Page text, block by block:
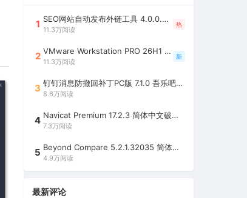
1 SEO网站自动发布外链工具 4.0.0.0 吾乐吧优化版（智能代理狂刷外链）
11.3万阅读
热
2 VMware Workstation PRO 26H1 中文精简安装注册版 / 完整版（最好用的虚拟机软件）
11.3万阅读
新
3 钉钉消息防撤回补丁PC版 7.1.0 吾乐吧优化版（支持消息防撤回+钉钉多开+支持消息永不已读+去除钉钉水印）
8.6万阅读
4 Navicat Premium 17.2.3 简体中文破解版（多重数据库管理工具）
7.3万阅读
5 Beyond Compare 5.2.1.32035 简体中文注册版（超强文件/夹比较工具）
4.9万阅读
最新评论